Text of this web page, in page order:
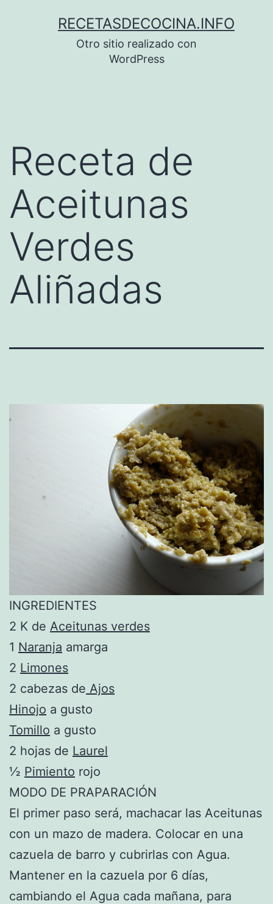
RECETASDECOCINA.INFO
Otro sitio realizado con
WordPress
Receta de
Aceitunas
Verdes
Aliñadas
INGREDIENTES
2 K de Aceitunas verdes
1 Naranja amarga
2 Limones
2 cabezas de Ajos
Hinojo a gusto
Tomillo a gusto
2 hojas de Laurel
½ Pimiento rojo
MODO DE PRAPARACIÓN
El primer paso será, machacar las Aceitunas
con un mazo de madera. Colocar en una
cazuela de barro y cubrirlas con Agua.
Mantener en la cazuela por 6 días,
cambiando el Agua cada mañana, para